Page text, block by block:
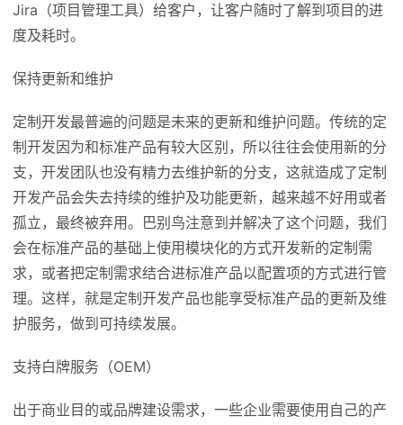
Jira（项目管理工具）给客户，让客户随时了解到项目的进
度及耗时。
保持更新和维护
定制开发最普遍的问题是未来的更新和维护问题。传统的定
制开发因为和标准产品有较大区别，所以往往会使用新的分
支，开发团队也没有精力去维护新的分支，这就造成了定制
开发产品会失去持续的维护及功能更新，越来越不好用或者
孤立，最终被弃用。巴别鸟注意到并解决了这个问题，我们
会在标准产品的基础上使用模块化的方式开发新的定制需
求，或者把定制需求结合进标准产品以配置项的方式进行管
理。这样，就是定制开发产品也能享受标准产品的更新及维
护服务，做到可持续发展。
支持白牌服务（OEM）
出于商业目的或品牌建设需求，一些企业需要使用自己的产